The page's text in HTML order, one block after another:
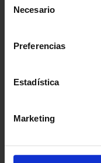
Necesario
Preferencias
Estadística
Marketing